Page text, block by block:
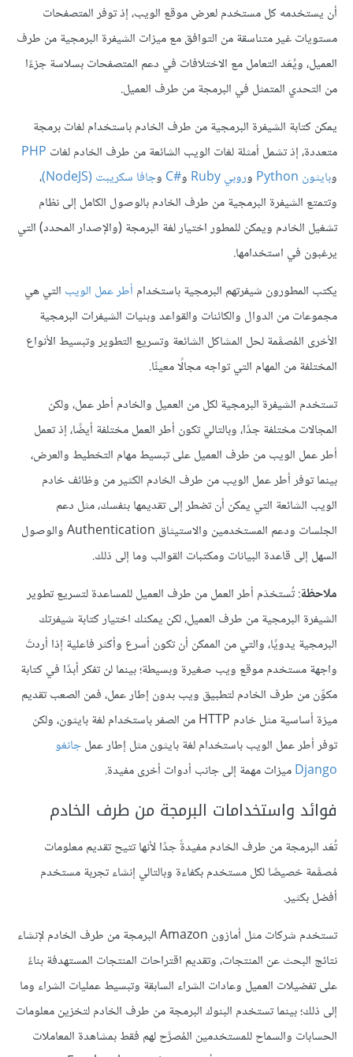
أن يستخدمه كل مستخدم لعرض موقع الويب، إذ توفر المتصفحات
مستويات غير متناسقة من التوافق مع ميزات الشيفرة البرمجية من طرف
العميل، ويُعَد التعامل مع الاختلافات في دعم المتصفحات بسلاسة جزءًا
من التحدي المتمثل في البرمجة من طرف العميل.
يمكن كتابة الشيفرة البرمجية من طرف الخادم باستخدام لغات برمجة
متعددة، إذ تشمل أمثلة لغات الويب الشائعة من طرف الخادم لغات PHP
وبايثون Python وروبي Ruby وC# جافا سكريبت (NodeJS)
،
وتتمتع الشيفرة البرمجية من طرف الخادم بالوصول الكامل إلى نظام
تشغيل الخادم ويمكن للمطور اختيار لغة البرمجة (والإصدار المحدد) التي
يرغبون في استخدامها.
يكتب المطورون شيفرتهم البرمجية باستخدام أطر عمل الويب التي هي
مجموعات من الدوال والكائنات والقواعد وبنيات الشيفرات البرمجية
الأخرى المُصمَّمة لحل المشاكل الشائعة وتسريع التطوير وتبسيط الأنواع
المختلفة من المهام التي تواجه مجالًا معينًا.
تستخدم الشيفرة البرمجية لكل من العميل والخادم أطر عمل، ولكن
المجالات مختلفة جدًا، وبالتالي تكون أطر العمل مختلفة أيضًا، إذ تعمل
أطر عمل الويب من طرف العميل على تبسيط مهام التخطيط والعرض،
بينما توفر أطر عمل الويب من طرف الخادم الكثير من وظائف خادم
الويب الشائعة التي يمكن أن تضطر إلى تقديمها بنفسك، مثل دعم
الجلسات ودعم المستخدمين والاستيثاق Authentication والوصول
السهل إلى قاعدة البيانات ومكتبات القوالب وما إلى ذلك.
ملاحظة: تُستخدَم أطر العمل من طرف العميل للمساعدة لتسريع تطوير
الشيفرة البرمجية من طرف العميل، لكن يمكنك اختيار كتابة شيفرتك
البرمجية يدويًا، والتي من الممكن أن تكون أسرع وأكثر فاعلية إذا أردتَ
واجهة مستخدم موقع ويب صغيرة وبسيطة؛ بينما لن تفكر أبدًا في كتابة
مكوِّن من طرف الخادم لتطبيق ويب بدون إطار عمل، فمن الصعب تقديم
ميزة أساسية مثل خادم HTTP من الصفر باستخدام لغة بايثون، ولكن
توفر أطر عمل الويب باستخدام لغة بايثون مثل إطار عملجانغو
Djangoميزات مهمة إلى جانب أدوات أخرى مفيدة.
فوائد واستخدامات البرمجة من طرف الخادم
تُعَد البرمجة من طرف الخادم مفيدةً جدًا لأنها تتيح تقديم معلومات
مُصمَّمة خصيصًا لكل مستخدم بكفاءة وبالتالي إنشاء تجربة مستخدم
أفضل بكثير.
تستخدم شركات مثل أمازون Amazon البرمجة من طرف الخادم لإنشاء
نتائج البحث عن المنتجات، وتقديم اقتراحات المنتجات المستهدفة بناءً
على تفضيلات العميل وعادات الشراء السابقة وتبسيط عمليات الشراء وما
إلى ذلك؛ بينما تستخدم البنوك البرمجة من طرف الخادم لتخزين معلومات
الحسابات والسماح للمستخدمين المُصرَّح لهم فقط بمشاهدة المعاملات